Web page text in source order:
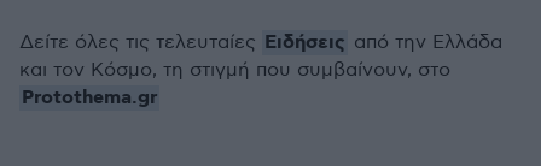
Δείτε όλες τις τελευταίες Ειδήσεις από την Ελλάδα
και τον Κόσμο, τη στιγμή που συμβαίνουν, στο
Protothema.gr